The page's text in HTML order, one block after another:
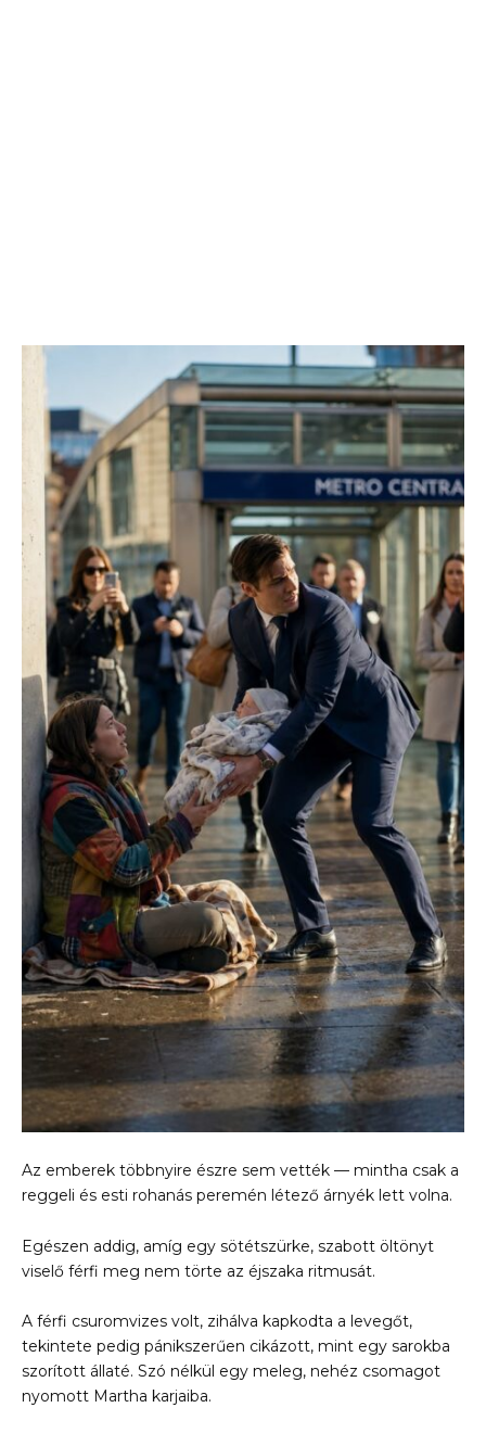
Az emberek többnyire észre sem vették — mintha csak a
reggeli és esti rohanás peremén létező árnyék lett volna.
Egészen addig, amíg egy sötétszürke, szabott öltönyt
viselő férfi meg nem törte az éjszaka ritmusát.
A férfi csuromvizes volt, zihálva kapkodta a levegőt,
tekintete pedig pánikszerűen cikázott, mint egy sarokba
szorított állaté. Szó nélkül egy meleg, nehéz csomagot
nyomott Martha karjaiba.